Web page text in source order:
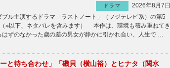
ドラマ
2026年8月7日
ル主演するドラマ「ラストノート」（フジテレビ系）の第5
※以下、ネタバレを含みます） 本作は、環境も積み重ねてき
ずのなかった歳の差の男女が静かに引かれ合い、人生で …
と待ち合わせ」「磯貝（横山裕）とヒナタ（関水